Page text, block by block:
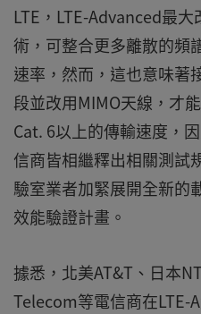
LTE，LTE-Advanced最
術，可整合更多離散的頻
速率，然而，這也意味著
段並改用MIMO天線，才
Cat. 6以上的傳輸速度，
信商皆相繼釋出相關測試
驗室業者加緊展開全新的
效能驗證計畫。
據悉，北美AT&T、日本
Telecom等電信商在LTE-